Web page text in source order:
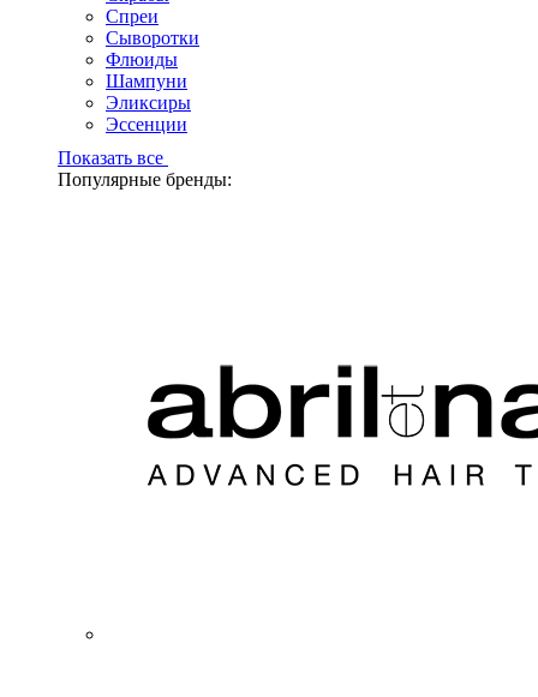
Спреи
Сыворотки
Флюиды
Шампуни
Эликсиры
Эссенции
Показать все
Популярные бренды: